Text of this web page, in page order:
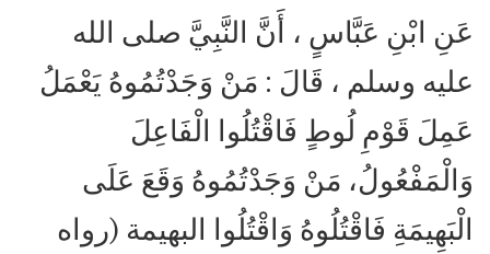
عليه وسلم ، قَالَ : مَنْ وَجَدْتُمُوهُ يَعْمَلُ
عَمِلَ قَوْمِ لُوطٍ فَاقْتُلُوا الْفَاعِلَ
وَالْمَفْعُولُ، مَنْ وَجَدْتُمُوهُ وَقَعَ عَلَى
الْبَهِيمَةِ فَاقْتُلُوهُ وَاقْتُلُوا البهيمة (رواه